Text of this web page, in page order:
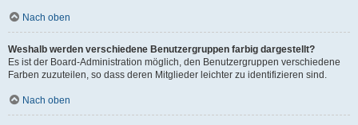
Nach oben
Weshalb werden verschiedene Benutzergruppen farbig dargestellt?
Es ist der Board-Administration möglich, den Benutzergruppen verschiedene
Farben zuzuteilen, so dass deren Mitglieder leichter zu identifizieren sind.
Nach oben